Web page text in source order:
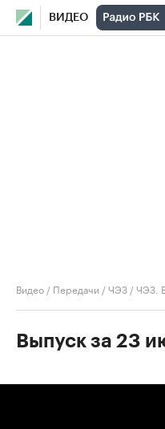
ВИДЕО
Видео / Передачи /ЧЭЗ /ЧЭЗ.
Выпуск за 23